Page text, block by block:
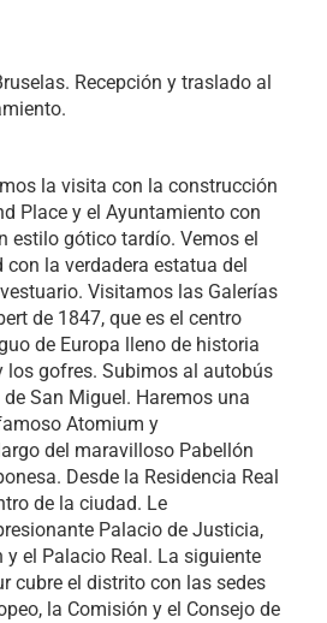
Recepción y traslado al
la visita con la construcción
Place y el Ayuntamiento con
estilo gótico tardío. Vemos el
con la verdadera estatua del
Visitamos las Galerías
de 1847, que es el centro
de Europa lleno de historia
los gofres. Subimos al autobús
San Miguel. Haremos una
Atomium y
del maravilloso Pabellón
Desde la Residencia Real
de la ciudad. Le
Palacio de Justicia,
el Palacio Real. La siguiente
cubre el distrito con las sedes
la Comisión y el Consejo de